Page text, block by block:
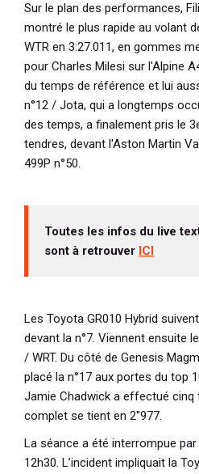
Sur le plan des performances,
montré le plus rapide au volant
WTR en 3:27.011, en gommes
pour Charles Milesi sur l'Alpine
du temps de référence et lui
n°12 / Jota, qui a longtemps
des temps, a finalement pris le
tendres, devant l'Aston Martin
499P n°50.
Toutes les infos du live
sont à retrouver ICI
Les Toyota GR010 Hybrid
devant la n°7. Viennent ensuite
/ WRT. Du côté de Genesis
placé la n°17 aux portes du top
Jamie Chadwick a effectué cinq
complet se tient en 2''977.
La séance a été interrompue
12h30. L’incident impliquait la